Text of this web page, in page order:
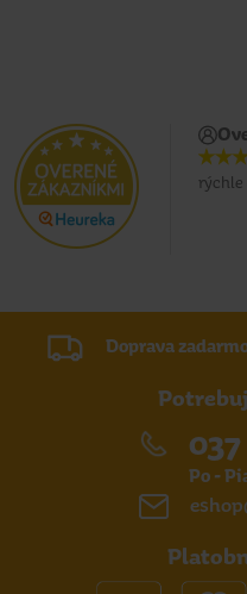
rýchle
Doprava
Po -